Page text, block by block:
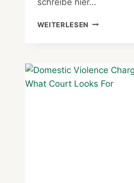
WEITERLESEN BUSINESS
ERFAHRUNG
MIT